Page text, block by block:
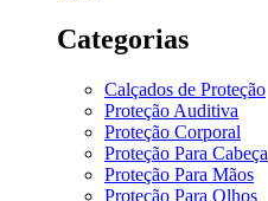
Categorias
Calçados de Proteção
Proteção Auditiva
Proteção Corporal
Proteção Para Cabeça
Proteção Para Mãos
Proteção Para Olhos